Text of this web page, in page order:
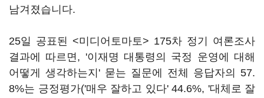
남겨졌습니다.
25일 공표된 <미디어토마토> 175차 정기 여론조사
결과에 따르면, '이재명 대통령의 국정 운영에 대해
어떻게 생각하는지' 묻는 질문에 전체 응답자의 57.
8%는 긍정평가('매우 잘하고 있다' 44.6%, '대체로 잘